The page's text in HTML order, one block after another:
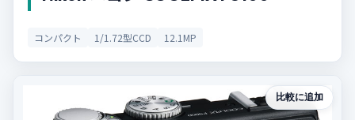
コンパクト 1/1.72型CCD 12.1MP
比較に追加